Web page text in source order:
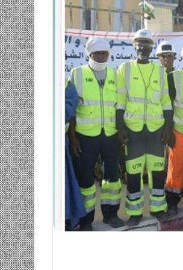
ومضة…./
بومديد…..صرخة
استغاثة..
معادة..؟
الشريف
بونا
25 يونيو، 2022
ومضة…./ بومديد…..صرخة استغاثة..
معادة..؟ / الشريف بونا